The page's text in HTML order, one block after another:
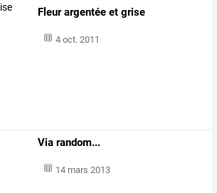
Fleur argentée et grise
4 oct. 2011
Via random...
14 mars 2013